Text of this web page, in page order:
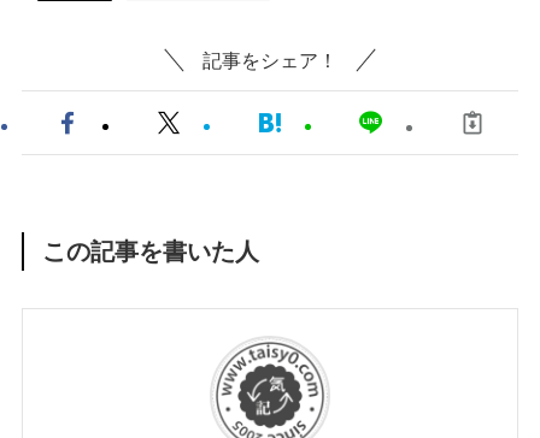
記事をシェア！
この記事を書いた人